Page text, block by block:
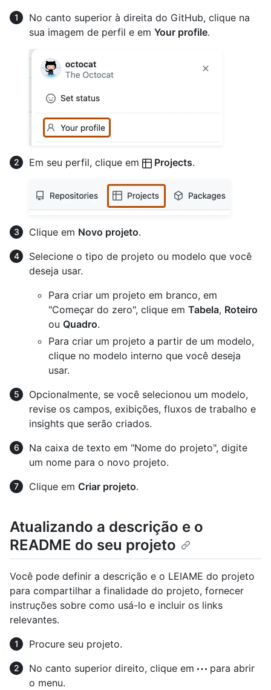
No canto superior à direita do GitHub, clique na
sua imagem de perfil e em Your profile.
Em seu perfil, clique em Projects.
Clique em Novo projeto.
Selecione o tipo de projeto ou modelo que você
deseja usar.
Para criar um projeto em branco, em
"Começar do zero", clique em Tabela, Roteiro
ou Quadro.
Para criar um projeto a partir de um modelo,
clique no modelo interno que você deseja
usar.
Opcionalmente, se você selecionou um modelo,
revise os campos, exibições, fluxos de trabalho e
insights que serão criados.
Na caixa de texto em "Nome do projeto", digite
um nome para o novo projeto.
Clique em Criar projeto.
Atualizando a descrição e o
README do seu projeto
Você pode definir a descrição e o LEIAME do projeto
para compartilhar a finalidade do projeto, fornecer
instruções sobre como usá-lo e incluir os links
relevantes.
Procure seu projeto.
No canto superior direito, clique em
para abrir
o menu.